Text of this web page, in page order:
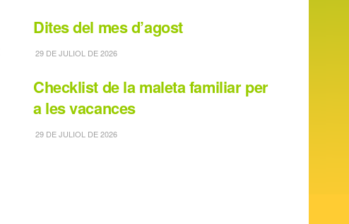
Dites del mes d’agost
29 DE JULIOL DE 2026
Checklist de la maleta familiar per
a les vacances
29 DE JULIOL DE 2026